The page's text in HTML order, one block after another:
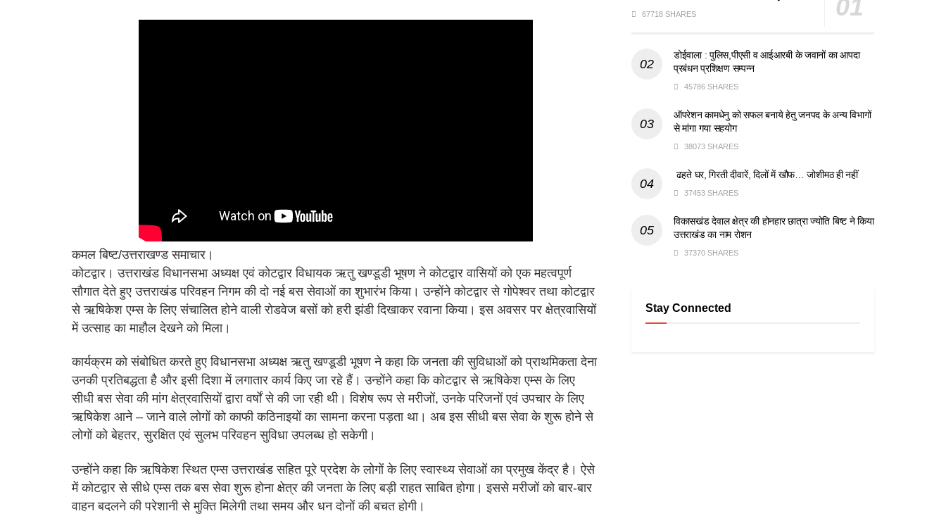
कमल बिष्ट/उत्तराखण्ड समाचार।
कोटद्वार। उत्तराखंड विधानसभा अध्यक्ष एवं कोटद्वार विधायक ऋतु खण्डूडी भूषण ने कोटद्वार वासियों को एक महत्वपूर्ण
सौगात देते हुए उत्तराखंड परिवहन निगम की दो नई बस सेवाओं का शुभारंभ किया। उन्होंने कोटद्वार से गोपेश्वर तथा कोटद्वार
से ऋषिकेश एम्स के लिए संचालित होने वाली रोडवेज बसों को हरी झंडी दिखाकर रवाना किया। इस अवसर पर क्षेत्रवासियों
में उत्साह का माहौल देखने को मिला।
कार्यक्रम को संबोधित करते हुए विधानसभा अध्यक्ष ऋतु खण्डूडी भूषण ने कहा कि जनता की सुविधाओं को प्राथमिकता देना
उनकी प्रतिबद्धता है और इसी दिशा में लगातार कार्य किए जा रहे हैं। उन्होंने कहा कि कोटद्वार से ऋषिकेश एम्स के लिए
सीधी बस सेवा की मांग क्षेत्रवासियों द्वारा वर्षों से की जा रही थी। विशेष रूप से मरीजों, उनके परिजनों एवं उपचार के लिए
ऋषिकेश आने – जाने वाले लोगों को काफी कठिनाइयों का सामना करना पड़ता था। अब इस सीधी बस सेवा के शुरू होने से
लोगों को बेहतर, सुरक्षित एवं सुलभ परिवहन सुविधा उपलब्ध हो सकेगी।
उन्होंने कहा कि ऋषिकेश स्थित एम्स उत्तराखंड सहित पूरे प्रदेश के लोगों के लिए स्वास्थ्य सेवाओं का प्रमुख केंद्र है। ऐसे
में कोटद्वार से सीधे एम्स तक बस सेवा शुरू होना क्षेत्र की जनता के लिए बड़ी राहत साबित होगा। इससे मरीजों को बार-बार
वाहन बदलने की परेशानी से मुक्ति मिलेगी तथा समय और धन दोनों की बचत होगी।
67718 SHARES
डोईवाला : पुलिस,पीएसी व आईआरबी के जवानों का आपदा
प्रबंधन प्रशिक्षण सम्पन्न
45786 SHARES
ऑपरेशन कामधेनु को सफल बनाये हेतु जनपद के अन्य विभागों
से मांगा गया सहयोग
38073 SHARES
ढहते घर, गिरती दीवारें, दिलों में खौफ… जोशीमठ ही नहीं
37453 SHARES
विकासखंड देवाल क्षेत्र की होनहार छात्रा ज्योति बिष्ट ने किया
उत्तराखंड का नाम रोशन
37370 SHARES
Stay Connected